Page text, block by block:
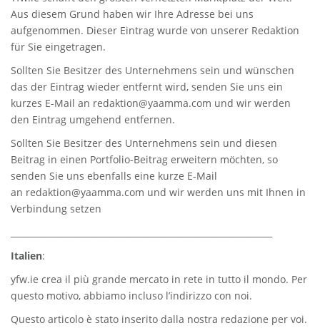
Aus diesem Grund haben wir Ihre Adresse bei uns
aufgenommen. Dieser Eintrag wurde von unserer Redaktion
für Sie eingetragen.
Sollten Sie Besitzer des Unternehmens sein und wünschen
das der Eintrag wieder entfernt wird, senden Sie uns ein
kurzes E-Mail an redaktion@yaamma.com und wir werden
den Eintrag umgehend entfernen.
Sollten Sie Besitzer des Unternehmens sein und diesen
Beitrag in einen Portfolio-Beitrag erweitern möchten, so
senden Sie uns ebenfalls eine kurze E-Mail
an redaktion@yaamma.com und wir werden uns mit Ihnen in
Verbindung setzen
Italien:
yfw.ie crea il più grande mercato in rete in tutto il mondo. Per
questo motivo, abbiamo incluso l’indirizzo con noi.
Questo articolo è stato inserito dalla nostra redazione per voi.